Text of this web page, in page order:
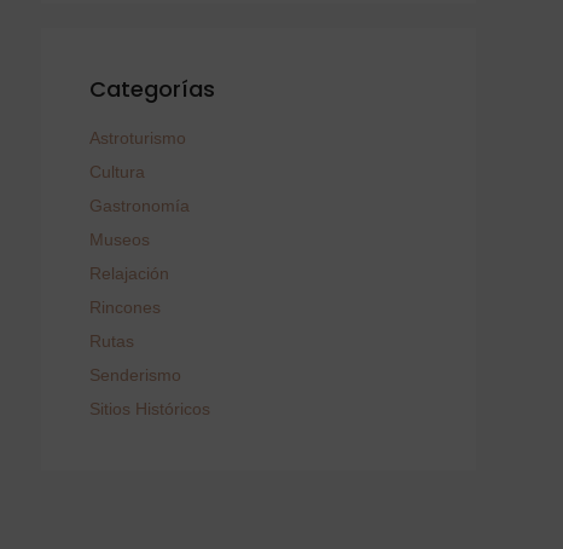
Categorías
Astroturismo
Cultura
Gastronomía
Museos
Relajación
Rincones
Rutas
Senderismo
Sitios Históricos